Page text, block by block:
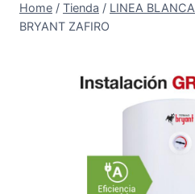
Home / Tienda / LINEA BLANCA
BRYANT ZAFIRO